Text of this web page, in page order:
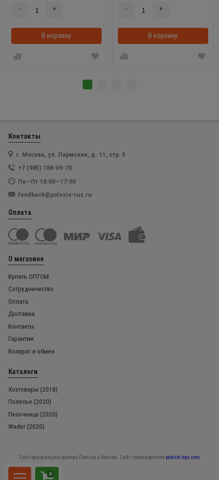
- +
В корзину В корзинке
- +
В корзину
Контакты
г. Москва, ул. Пермская, д. 11, стр. 5
+7 (985) 188-09-70
Пн—Пт 10:00—17:00
feedback@polesie-rus.ru
Оплата
О магазине
Купить ОПТОМ
Сотрудничество
Оплата
Доставка
Контакты
Гарантии
Возврат и обмен
Каталоги
Хозтовары (2018)
Полесье (2020)
Песочница (2020)
Wader (2020)
Сайт официального дилера Полесье в Москве. Сайт производителя polesie-toys.com
0